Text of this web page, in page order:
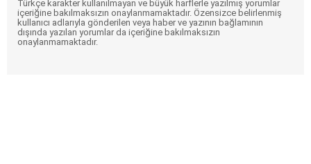
Türkçe karakter kullanılmayan ve büyük harflerle yazılmış yorumlar
içeriğine bakılmaksızın onaylanmamaktadır. Özensizce belirlenmiş
kullanıcı adlarıyla gönderilen veya haber ve yazının bağlamının
dışında yazılan yorumlar da içeriğine bakılmaksızın
onaylanmamaktadır.